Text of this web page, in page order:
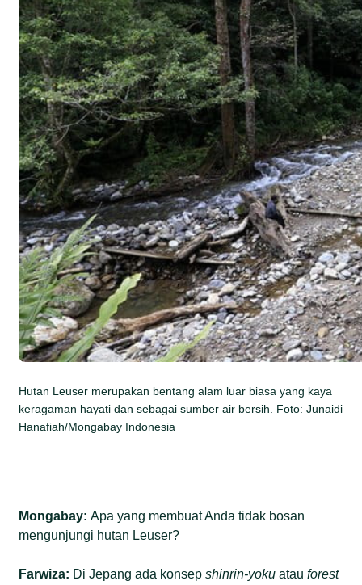
Hutan Leuser merupakan bentang alam luar biasa yang kaya
keragaman hayati dan sebagai sumber air bersih. Foto: Junaidi
Hanafiah/Mongabay Indonesia
Mongabay:Apa yang membuat Anda tidak bosan
mengunjungi hutan Leuser?
Farwiza: Di Jepang ada konsepshinrin-yoku atauforest